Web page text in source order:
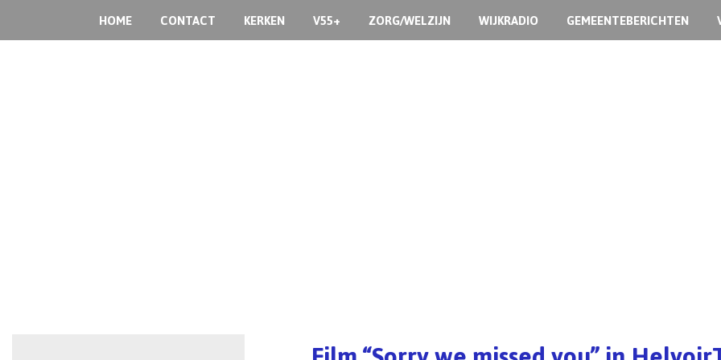
HOME CONTACT KERKEN V55+ ZORG/WELZIJN WIJKRADIO GEMEENTEBERICHTEN